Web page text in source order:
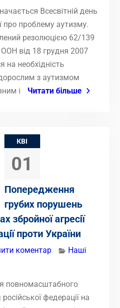
Всесвітній день
про проблему аутизму.
резолюцією 62/139
ООН від 18 грудня 2007
на необхідність
з аутизмом
і
Читати більше
КВІ
01
Попередження
грубих порушень
збройної агресії
проти України
коментар
Наші
повномасштабного
федерації на